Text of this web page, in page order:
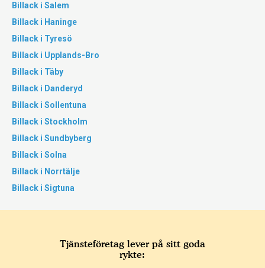
Billack i Salem
Billack i Haninge
Billack i Tyresö
Billack i Upplands-Bro
Billack i Täby
Billack i Danderyd
Billack i Sollentuna
Billack i Stockholm
Billack i Sundbyberg
Billack i Solna
Billack i Norrtälje
Billack i Sigtuna
Tjänsteföretag lever på sitt goda
rykte: